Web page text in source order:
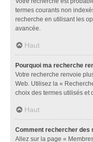
termes courants non
recherche en utilisant les
avancée.
Haut
Pourquoi ma recherche
Votre recherche renvoie
Web. Utilisez la «
choix des termes utilisés et
Haut
Comment rechercher des
Allez sur la page «